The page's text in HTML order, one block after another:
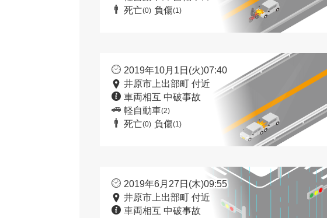
死亡(0) 負傷(1)
2019年10月1日(火)07:40
井原市上出部町 付近
車両相互 中破事故
軽自動車(2)
死亡(0) 負傷(1)
2019年6月27日(木)09:55
井原市上出部町 付近
車両相互 中破事故